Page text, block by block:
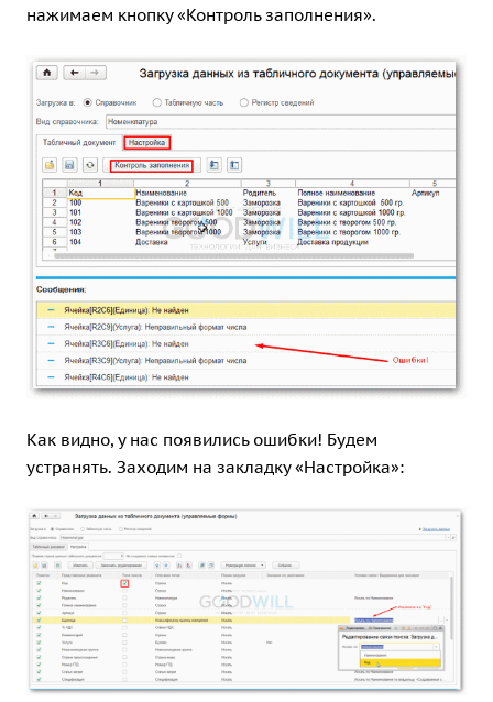
нажимаем кнопку «Контроль заполнения».
Как видно, у нас появились ошибки! Будем
устранять. Заходим на закладку «Настройка»: